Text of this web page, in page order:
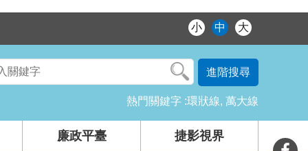
小 中 大
進階搜尋
熱門關鍵字 環狀線 萬大線
廉政平臺 捷影視界